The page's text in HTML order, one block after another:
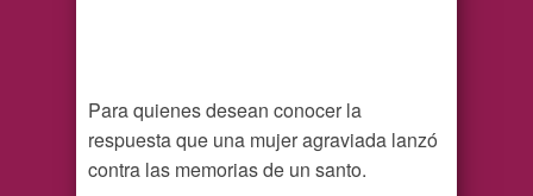
Para quienes desean conocer la
respuesta que una mujer agraviada lanzó
contra las memorias de un santo.